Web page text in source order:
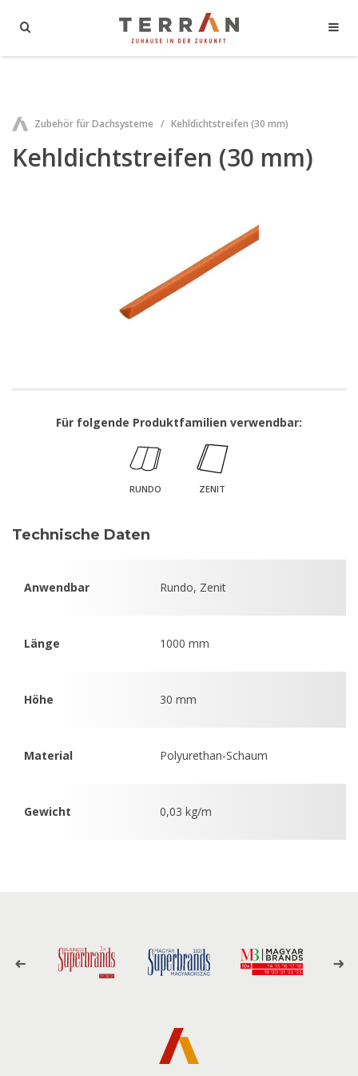
Zubehör für Dachsysteme Kehldichtstreifen (30 mm)
Kehldichtstreifen (30 mm)
Für folgende Produktfamilien verwendbar:
RUNDO ZENIT
Technische Daten
Anwendbar Rundo, Zenit
Länge 1000 mm
Höhe 30 mm
Material Polyurethan-Schaum
Gewicht 0,03 kg/m